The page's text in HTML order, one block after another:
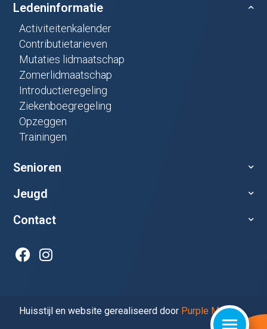
Ledeninformatie
Activiteitenkalender
Contributietarieven
Mutaties lidmaatschap
Zomerlidmaatschap
Introductieregeling
Ziekenboegregeling
Opzeggen
Trainingen
Senioren
Jeugd
Contact
Huisstijl en website gerealiseerd door Purple Media